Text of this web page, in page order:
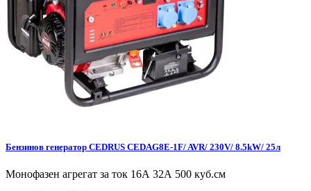
Бензинов генератор CEDRUS CEDAG8E-1F/ AVR/ 230V/ 8.5kW/ 25л
Монофазен агрегат за ток 16А 32А 500 куб.см